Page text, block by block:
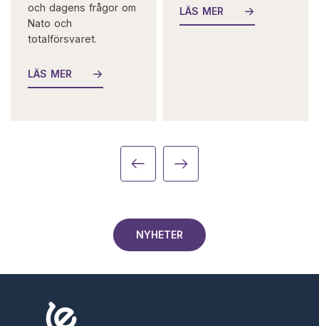
och dagens frågor om
Nato och
totalförsvaret.
LÄS MER
LÄS MER
NYHETER